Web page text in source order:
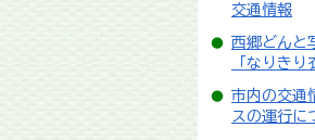
交通情報
西郷どんと
「なりきり
市内の交通
スの運行に